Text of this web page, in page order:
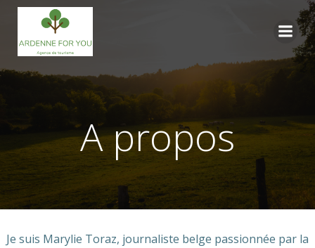
A propos
Je suis Marylie Toraz, journaliste belge passionnée par la